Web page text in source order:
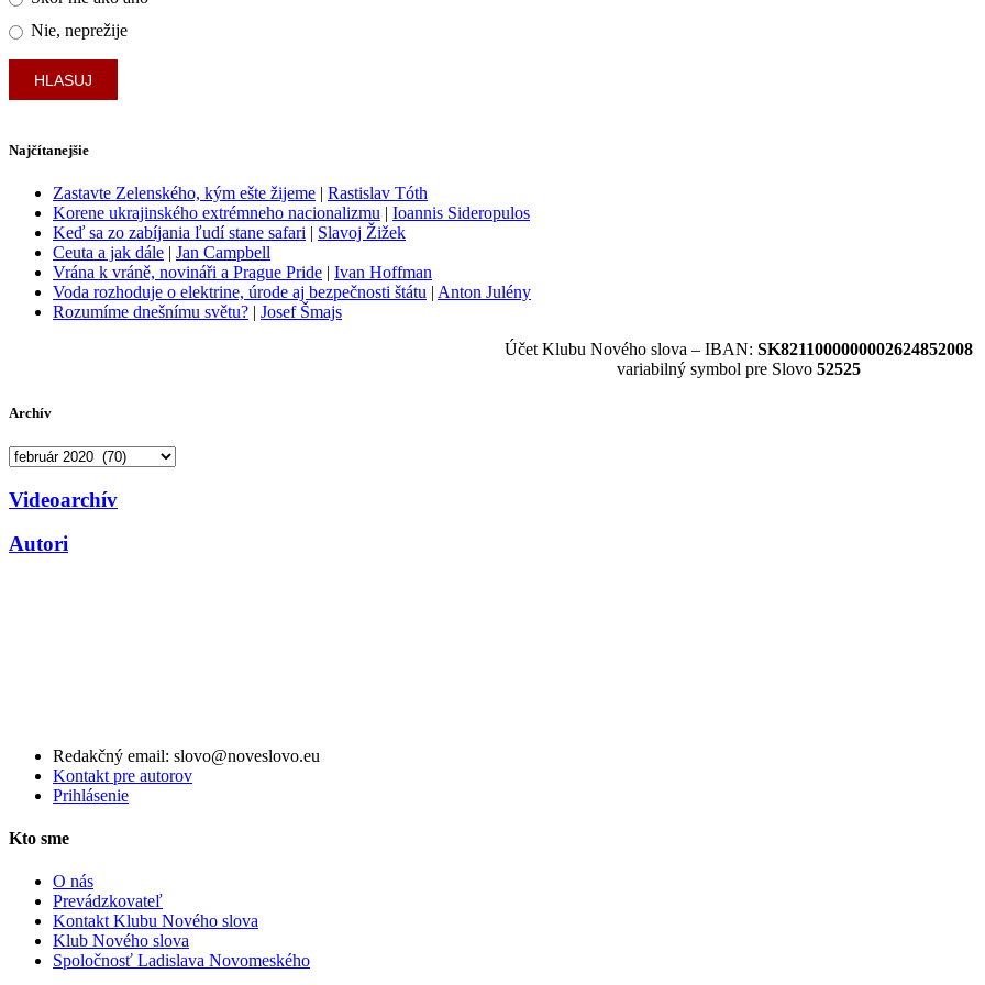
Nie, neprežije
Najčítanejšie
Zastavte Zelenského, kým ešte žijeme | Rastislav Tóth
Korene ukrajinského extrémneho nacionalizmu | Ioannis Sideropulos
Keď sa zo zabíjania ľudí stane safari | Slavoj Žižek
Ceuta a jak dále | Jan Campbell
Vrána k vráně, novináři a Prague Pride | Ivan Hoffman
Voda rozhoduje o elektrine, úrode aj bezpečnosti štátu | Anton Julény
Rozumíme dnešnímu světu? | Josef Šmajs
Účet Klubu Nového slova – IBAN: SK8211000000002624852008
variabilný symbol pre Slovo 52525
Archív
Archív
Videoarchív
Autori
Redakčný email: slovo@noveslovo.eu
Kontakt pre autorov
Prihlásenie
Kto sme
O nás
Prevádzkovateľ
Kontakt Klubu Nového slova
Klub Nového slova
Spoločnosť Ladislava Novomeského